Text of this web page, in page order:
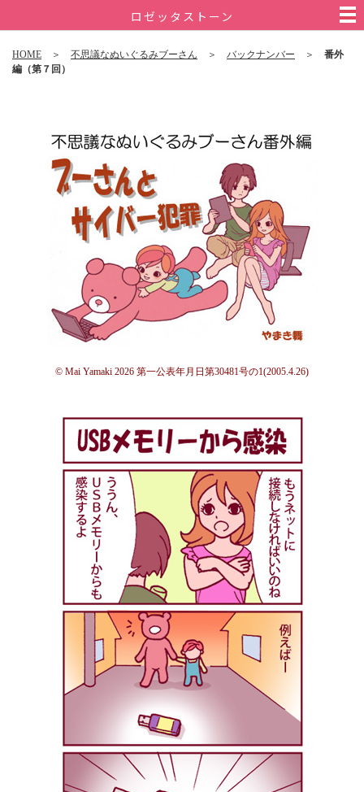
ロゼッタストーン
HOME ＞ 不思議なぬいぐるみブーさん ＞ バックナンバー ＞ 番外
編（第７回）
© Mai Yamaki 2026 第一公表年月日第30481号の1(2005.4.26)